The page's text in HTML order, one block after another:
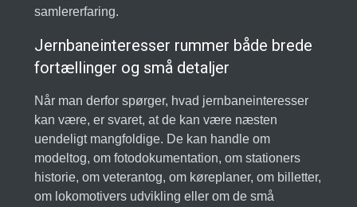
samlererfaring.
Jernbaneinteresser rummer både brede
fortællinger og små detaljer
Når man derfor spørger, hvad jernbaneinteresser
kan være, er svaret, at de kan være næsten
uendeligt mangfoldige. De kan handle om
modeltog, om fotodokumentation, om stationers
historie, om veterantog, om køreplaner, om billetter,
om lokomotivers udvikling eller om de små